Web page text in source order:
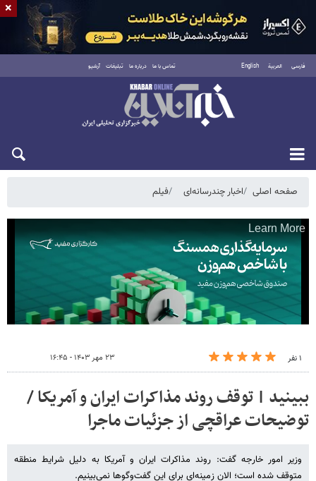
فارسی العربية English تماس با ما درباره ما تبلیغات آرشیو
شنبه ۱۷ مرداد ۱۴۰۵
صفحه اصلی اخبار چندرسانه‌ای فیلم
۱ نفر ۲۳ مهر ۱۴۰۳ - ۱۶:۴۵
ببینید | توقف روند مذاکرات ‎ایران و ‎آمریکا /
توضیحات عراقچی از جزئیات ماجرا
وزیر امور خارجه گفت: روند مذاکرات ‎ایران و ‎آمریکا به دلیل شرایط منطقه
متوقف شده است؛ الان زمینه‌ای برای این گفت‌وگوها نمی‌بینیم.
×